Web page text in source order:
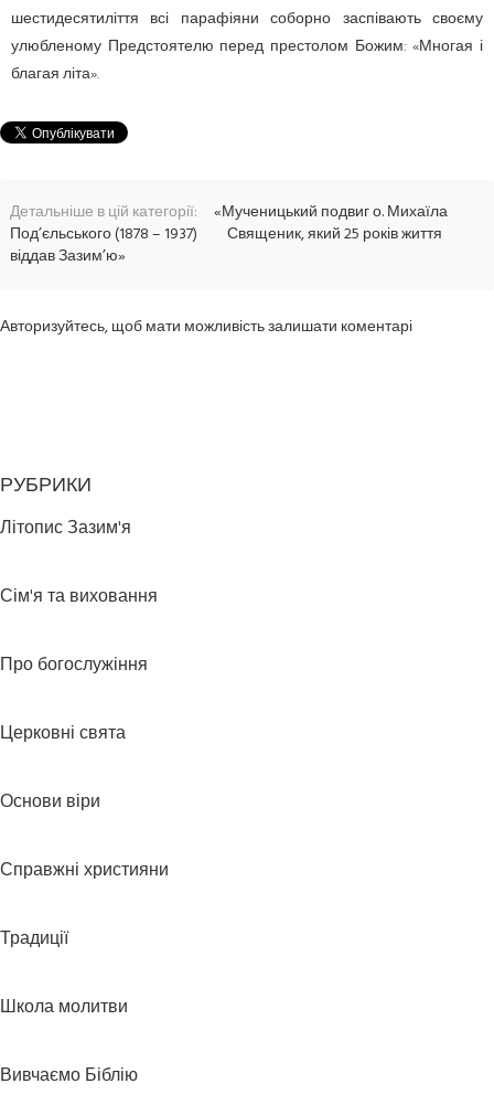
шестидесятиліття всі парафіяни соборно заспівають своєму
улюбленому Предстоятелю перед престолом Божим: «Многая і
благая літа».
Детальніше в цій категорії:
«Мученицький подвиг о. Михаїла
Под’єльського (1878 – 1937)
Священик, який 25 років життя
віддав Зазим’ю»
Авторизуйтесь, щоб мати можливість залишати коментарі
РУБРИКИ
Літопис Зазим'я
Сім'я та виховання
Про богослужіння
Церковні свята
Основи віри
Справжні християни
Традиції
Школа молитви
Вивчаємо Біблію